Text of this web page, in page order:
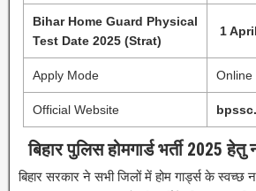
Bihar Home Guard Physical
Test Date 2025 (Strat)
1
Apply Mode Online
Official Website
बिहार पुलिस होमगार्ड भर्ती 2025
बिहार सरकार ने सभी जिलों में होम गार्ड्स के स्वच्छ